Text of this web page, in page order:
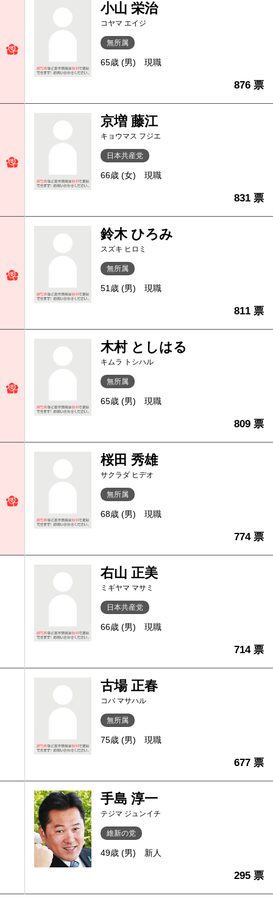
小山 栄治
コヤマ エイジ
無所属
65歳 (男) 現職
876 票
京増 藤江
キョウマス フジエ
日本共産党
66歳 (女) 現職
831 票
鈴木 ひろみ
スズキ ヒロミ
無所属
51歳 (男) 現職
811 票
木村 としはる
キムラ トシハル
無所属
65歳 (男) 現職
809 票
桜田 秀雄
サクラダ ヒデオ
無所属
68歳 (男) 現職
774 票
右山 正美
ミギヤマ マサミ
日本共産党
66歳 (男) 現職
714 票
古場 正春
コバ マサハル
無所属
75歳 (男) 現職
677 票
手島 淳一
テジマ ジュンイチ
維新の党
49歳 (男) 新人
295 票